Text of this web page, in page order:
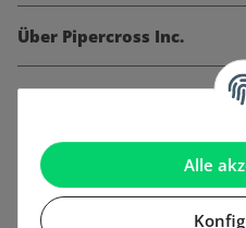
Alle
Über Pipercross Inc.
Informationen
Gesetzliche Informationen